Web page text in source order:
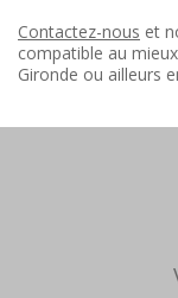
Contactez-nous et
compatible au
Gironde ou ailleurs